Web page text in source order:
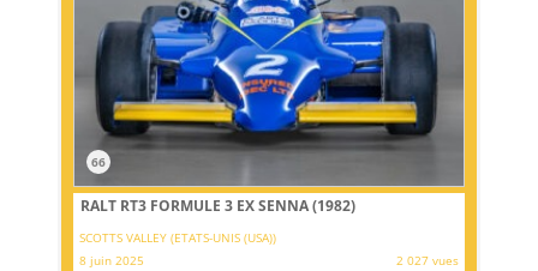
66
RALT RT3 FORMULE 3 EX SENNA (1982)
SCOTTS VALLEY (ETATS-UNIS (USA))
8 juin 2025
2 027 vues